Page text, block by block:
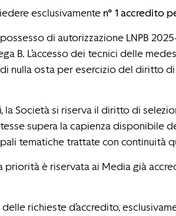
esclusivamente n° 1 accredito
di autorizzazione LNPB
B. L’accesso dei tecnici delle
nulla osta per esercizio del diritto
Società si riserva il diritto di
supera la capienza disponibile
tematiche trattate con continuità
è riservata ai Media già
richieste d’accredito,